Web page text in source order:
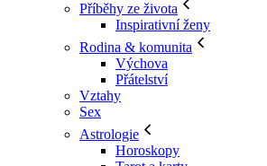
Příběhy ze života
Inspirativní ženy
Rodina & komunita
Výchova
Přátelství
Vztahy
Sex
Astrologie
Horoskopy